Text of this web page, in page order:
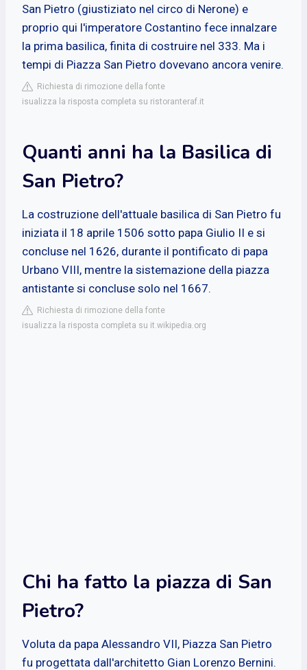
San Pietro (giustiziato nel circo di Nerone) e
proprio qui l'imperatore Costantino fece innalzare
la prima basilica, finita di costruire nel 333. Ma i
tempi di Piazza San Pietro dovevano ancora venire.
Richiesta di rimozione della fonte
isualizza la risposta completa su ristoranteraf.it
Quanti anni ha la Basilica di
San Pietro?
La costruzione dell'attuale basilica di San Pietro fu
iniziata il 18 aprile 1506 sotto papa Giulio II e si
concluse nel 1626, durante il pontificato di papa
Urbano VIII, mentre la sistemazione della piazza
antistante si concluse solo nel 1667.
Richiesta di rimozione della fonte
isualizza la risposta completa su it.wikipedia.org
Chi ha fatto la piazza di San
Pietro?
Voluta da papa Alessandro VII, Piazza San Pietro
fu progettata dall'architetto Gian Lorenzo Bernini.